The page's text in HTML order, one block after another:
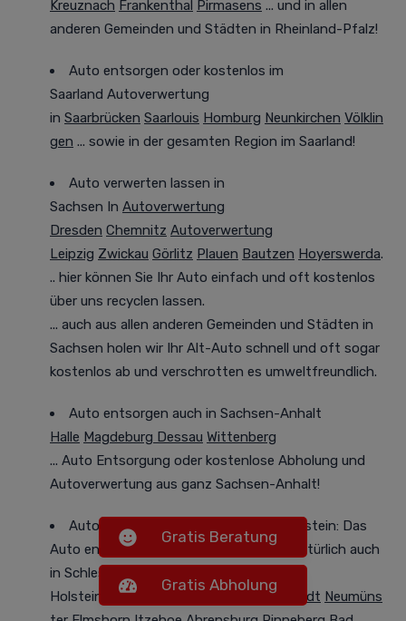
Kreuznach Frankenthal Pirmasens ... und in allen
anderen Gemeinden und Städten in Rheinland-Pfalz!
Auto entsorgen oder kostenlos im
Saarland Autoverwertung
in Saarbrücken Saarlouis Homburg Neunkirchen Völklin
gen ... sowie in der gesamten Region im Saarland!
Auto verwerten lassen in
Sachsen In Autoverwertung
Dresden Chemnitz Autoverwertung
Leipzig Zwickau Görlitz Plauen Bautzen Hoyerswerda.
.. hier können Sie Ihr Auto einfach und oft kostenlos
über uns recyclen lassen.
... auch aus allen anderen Gemeinden und Städten in
Sachsen holen wir Ihr Alt-Auto schnell und oft sogar
kostenlos ab und verschrotten es umweltfreundlich.
Auto entsorgen auch in Sachsen-Anhalt
Halle Magdeburg Dessau Wittenberg
... Auto Entsorgung oder kostenlose Abholung und
Autoverwertung aus ganz Sachsen-Anhalt!
Auto abholen lassen in Schleswig-Holstein: Das
Auto entsorgen lassen gibt es bei uns natürlich auch
in Schleswig-
Holstein
Kiel Lübeck Norderstedt Neumüns
Gratis Beratung
Gratis Abholung